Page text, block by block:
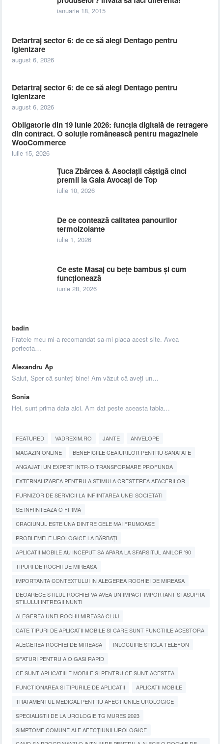
ianuarie 18, 2015
Detartraj sector 6: de ce să alegi Dentago pentru
igienizare
august 6, 2026
Detartraj sector 6: de ce să alegi Dentago pentru
igienizare
august 6, 2026
Obligatorie din 19 iunie 2026: funcția digitală de retragere
din contract. O soluție românească pentru magazinele
WooCommerce
iulie 15, 2026
Țuca Zbârcea & Asociații câștigă cinci
premii la Gala Avocați de Top
iulie 10, 2026
De ce contează calitatea panourilor
termoizolante
iulie 1, 2026
Ce este Masaj cu bețe bambus și cum
funcționează
iunie 28, 2026
badin
Fratele meu mi-a recomandat sa-mi placa acest site. Avea
perfecta…
Alexandru Ap
Salut, Sper că sunteți bine! Am văzut că aveți un…
Sonia
Hei, sunt prima data aici. Am dat peste aceasta tabla…
FEATURED VADREXIM.RO JANTE
ANVELOPE
MAGAZIN ONLINE
BENEFICIILE CEAIURILOR PENTRU SANATATE
ANGAJATI UN EXPERT INTR-O TRANSFORMARE PROFUNDA
EXTERNALIZAREA PENTRU A STIMULA CRESTEREA AFACERILOR
FURNIZOR DE SERVICII LA INFIINTAREA UNEI SOCIETATI
SE INFIINTEAZA O FIRMA
CRACIUNUL ESTE UNA DINTRE CELE MAI FRUMOASE
PROBLEMELE UROLOGICE LA BĂRBAȚI
APLICATII MOBILE AU INCEPUT SA APARA LA SFARSITUL ANILOR '90
TIPURI DE ROCHII DE MIREASA
IMPORTANTA CONTEXTULUI IN ALEGEREA ROCHIEI DE MIREASA
DEOARECE STILUL ROCHIEI VA AVEA UN IMPACT IMPORTANT SI ASUPRA
STILULUI INTREGII NUNTI
ALEGEREA UNEI ROCHII MIREASA CLUJ
CATE TIPURI DE APLICATII MOBILE SI CARE SUNT FUNCTIILE ACESTORA
ALEGEREA ROCHIEI DE MIREASA
INLOCUIRE STICLA TELEFON
SFATURI PENTRU A O GASI RAPID
CE SUNT APLICATIILE MOBILE SI PENTRU CE SUNT ACESTEA
FUNCTIONAREA SI TIPURILE DE APLICATII
APLICATII MOBILE
TRATAMENTUL MEDICAL PENTRU AFECTIUNILE UROLOGICE
SPECIALISTII DE LA UROLOGIE TG MURES 2023
SIMPTOME COMUNE ALE AFECȚIUNII UROLOGICE